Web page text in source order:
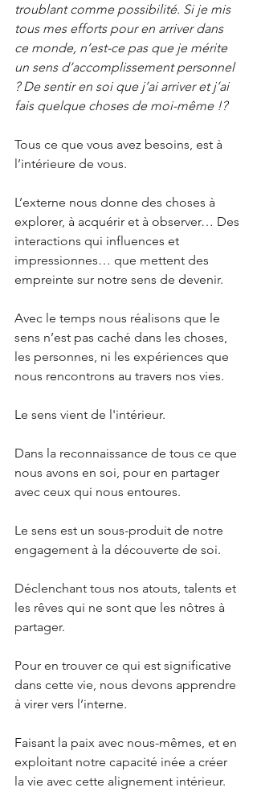
troublant comme possibilité. Si je mis
tous mes efforts pour en arriver dans
ce monde, n’est-ce pas que je mérite
un sens d’accomplissement personnel
? De sentir en soi que j’ai arriver et j’ai
fais quelque choses de moi-même !?
Tous ce que vous avez besoins, est à
l’intérieure de vous.
L’externe nous donne des choses à
explorer, à acquérir et à observer… Des
interactions qui influences et
impressionnes… que mettent des
empreinte sur notre sens de devenir.
Avec le temps nous réalisons que le
sens n’est pas caché dans les choses,
les personnes, ni les expériences que
nous rencontrons au travers nos vies.
Le sens vient de l'intérieur.
Dans la reconnaissance de tous ce que
nous avons en soi, pour en partager
avec ceux qui nous entoures.
Le sens est un sous-produit de notre
engagement à la découverte de soi.
Déclenchant tous nos atouts, talents et
les rêves qui ne sont que les nôtres à
partager.
Pour en trouver ce qui est significative
dans cette vie, nous devons apprendre
à virer vers l’interne.
Faisant la paix avec nous-mêmes, et en
exploitant notre capacité inée a créer
la vie avec cette alignement intérieur.